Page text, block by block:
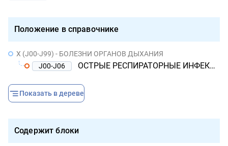
Положение в справочнике
X (J00-J99) - БОЛЕЗНИ ОРГАНОВ ДЫХАНИЯ
J00-J06
ОСТРЫЕ РЕСПИРАТОРНЫЕ ИНФЕКЦИИ ВЕРХНИХ ДЫХАТЕЛЬНЫХ ПУТЕЙ
Показать в дереве
Содержит блоки